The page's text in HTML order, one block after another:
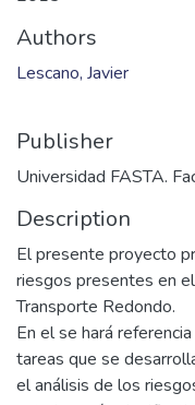
Authors
Lescano, Javier
Publisher
Universidad FASTA.
Description
El presente proyecto
riesgos presentes en
Transporte Redondo.
En el se hará
tareas que se
el análisis de los